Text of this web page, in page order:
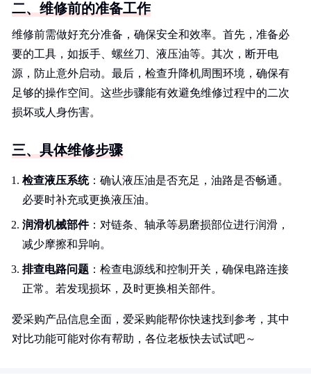
二、维修前的准备工作
维修前需做好充分准备，确保安全和效率。首先，准备必
要的工具，如扳手、螺丝刀、液压油等。其次，断开电
源，防止意外启动。最后，检查升降机周围环境，确保有
足够的操作空间。这些步骤能有效避免维修过程中的二次
损坏或人身伤害。
三、具体维修步骤
检查液压系统：确认液压油是否充足，油路是否畅通。
必要时补充或更换液压油。
润滑机械部件：对链条、轴承等易磨损部位进行润滑，
减少摩擦和异响。
排查电路问题 ：检查电源线和控制开关，确保电路连接
正常。若发现损坏，及时更换相关部件。
爱采购产品信息全面，爱采购能帮你快速找到参考，其中
对比功能可能对你有帮助，各位老板快去试试吧～